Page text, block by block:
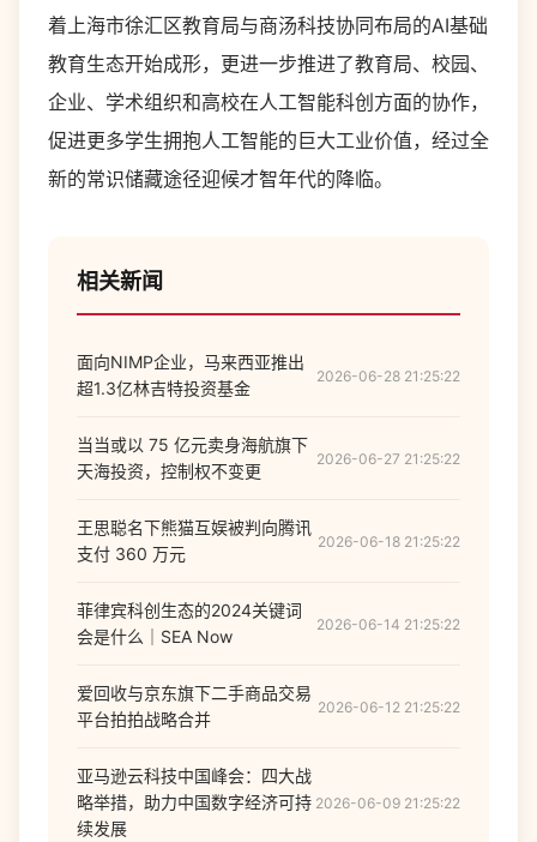
着上海市徐汇区教育局与商汤科技协同布局的AI基础
教育生态开始成形，更进一步推进了教育局、校园、
企业、学术组织和高校在人工智能科创方面的协作，
促进更多学生拥抱人工智能的巨大工业价值，经过全
新的常识储藏途径迎候才智年代的降临。
相关新闻
面向NIMP企业，马来西亚推出
超1.3亿林吉特投资基金
2026-06-28 21:25:22
当当或以 75 亿元卖身海航旗下
天海投资，控制权不变更
2026-06-27 21:25:22
王思聪名下熊猫互娱被判向腾讯
支付 360 万元
2026-06-18 21:25:22
菲律宾科创生态的2024关键词
会是什么｜SEA Now
2026-06-14 21:25:22
爱回收与京东旗下二手商品交易
平台拍拍战略合并
2026-06-12 21:25:22
亚马逊云科技中国峰会：四大战
略举措，助力中国数字经济可持
续发展
2026-06-09 21:25:22